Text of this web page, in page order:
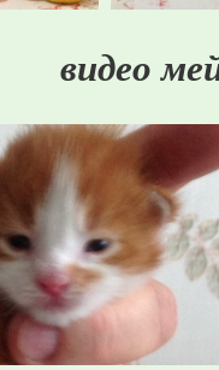
видео